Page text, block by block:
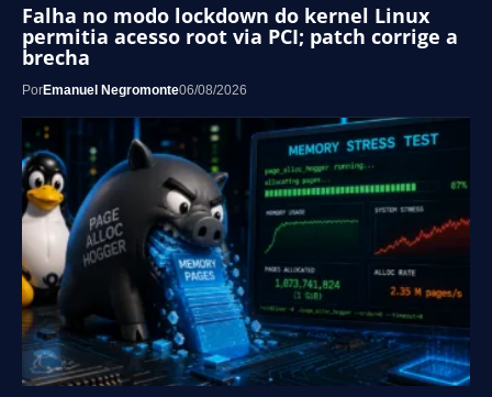
Falha no modo lockdown do kernel Linux
permitia acesso root via PCI; patch corrige a
brecha
PorEmanuel Negromonte06/08/2026